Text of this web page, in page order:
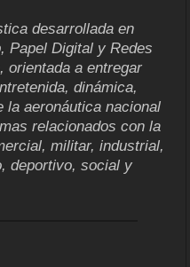
desarrollada en
Papel Digital y Redes
orientada a entregar
dinámica,
la aeronáutica nacional
relacionados con la
militar, industrial,
deportivo, social y